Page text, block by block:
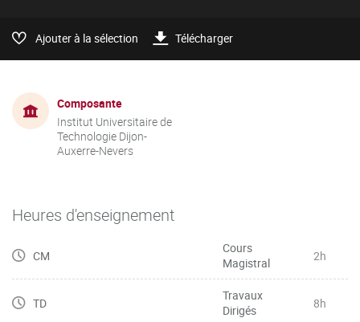
Ajouter à la sélection Télécharger
Composante
Institut Universitaire de
Technologie Dijon-
Auxerre-Nevers
Heures d'enseignement
CM
Cours
Magistral
2h
TD
Travaux
Dirigés
8h